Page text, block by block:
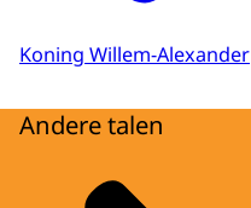
Koning Willem-Alexander
Andere talen